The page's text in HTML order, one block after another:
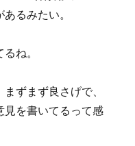
るみたい。
ね。
ずまず良さげで、
見を書いてるって感